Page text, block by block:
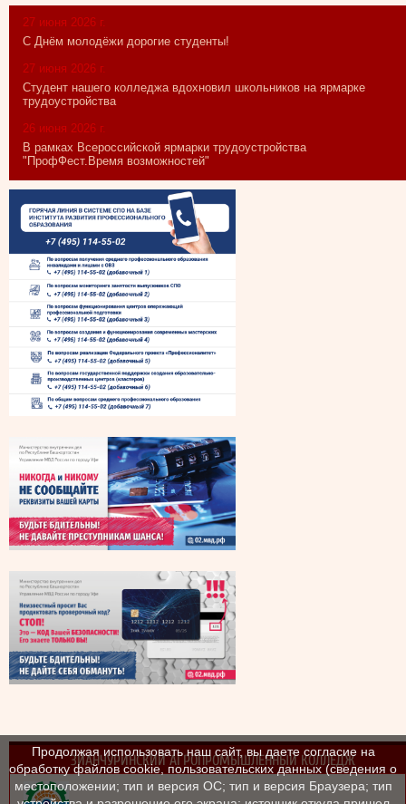
27 июня 2026 г.
С Днём молодёжи дорогие студенты!
27 июня 2026 г.
Студент нашего колледжа вдохновил школьников на ярмарке
трудоустройства
26 июня 2026 г.
В рамках Всероссийской ярмарки трудоустройства
"ПрофФест.Время возможностей"
ЗИАНЧУРИНСКИЙ АГРОПРОМЫШЛЕННЫЙ КОЛЛЕДЖ
Продолжая использовать наш сайт, вы даете согласие на
обработку файлов cookie, пользовательских данных (сведения о
местоположении; тип и версия ОС; тип и версия Браузера; тип